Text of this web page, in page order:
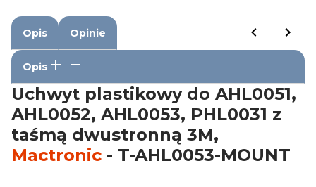
Opis Opinie
Opis
Uchwyt plastikowy do AHL0051,
AHL0052, AHL0053, PHL0031 z
taśmą dwustronną 3M,
Mactronic - T-AHL0053-MOUNT